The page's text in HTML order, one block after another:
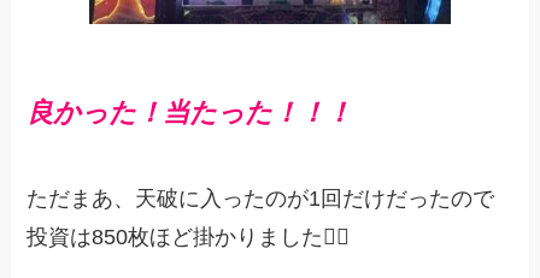
良かった！当たった！！！
ただまあ、天破に入ったのが1回だけだったので
投資は850枚ほど掛かりました😵‍💫